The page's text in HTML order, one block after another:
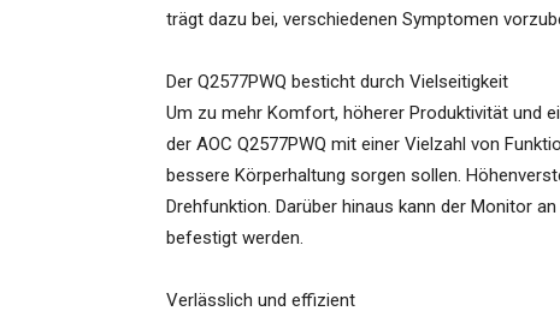
trägt dazu bei, verschiedenen Symptomen
Der Q2577PWQ besticht durch Vielseitigkeit
Um zu mehr Komfort, höherer Produktivität und
der AOC Q2577PWQ mit einer Vielzahl von
bessere Körperhaltung sorgen sollen.
Drehfunktion. Darüber hinaus kann der Monitor
befestigt werden.
Verlässlich und effizient